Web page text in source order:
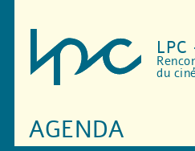
LPC
du
AGENDA